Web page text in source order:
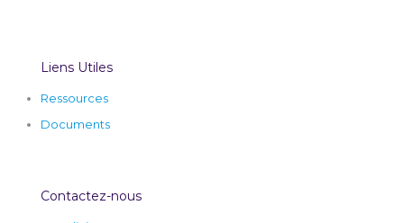
Liens Utiles
Ressources
Documents
Contactez-nous